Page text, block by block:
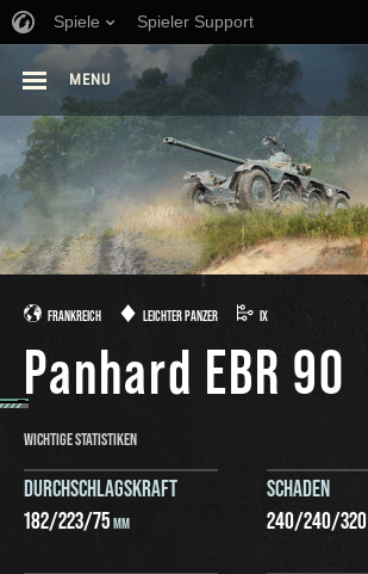
Spiele Spieler Support
MENU
FRANKREICH LEICHTER PANZER IX
Panhard EBR 90
WICHTIGE STATISTIKEN
DURCHSCHLAGSKRAFT
182/223/75MM
SCHADEN
240/240/320